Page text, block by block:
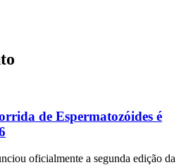
de Espermatozóides é
oficialmente a segunda edição da